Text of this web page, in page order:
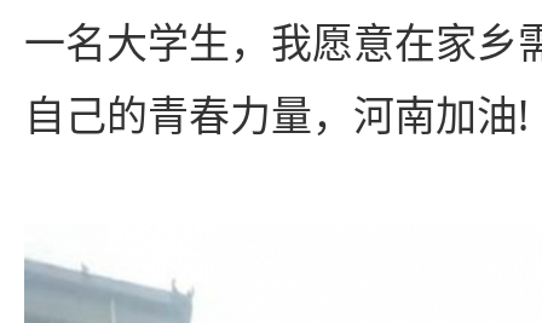
一名大学生，我愿意在家乡
自己的青春力量，河南加油!